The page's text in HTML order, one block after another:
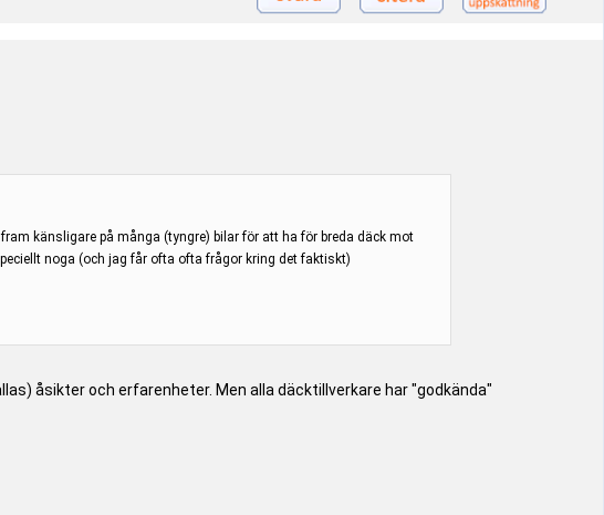
känsligare på många (tyngre) bilar för att ha för breda däck mot
noga (och jag får ofta ofta frågor kring det faktiskt)
åsikter och erfarenheter. Men alla däcktillverkare har "godkända"